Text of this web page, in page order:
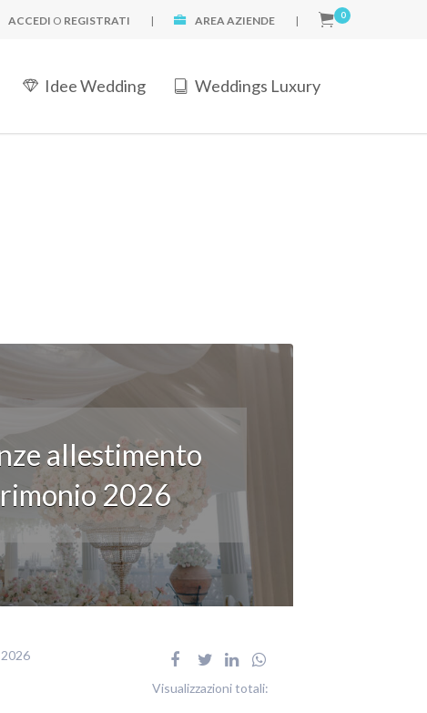
ACCEDI O REGISTRATI | AREA AZIENDE | 0
Idee Wedding Weddings Luxury
allestimento
2026
Visualizzazioni totali: